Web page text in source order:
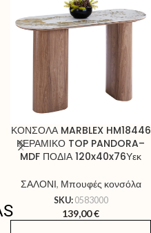
ΚΟΝΣΟΛΑ MARBLEX HM18446
ΚΕΡΑΜΙΚΟ TOP PANDORA–
MDF ΠΟΔΙΑ 120x40x76Υεκ
ΣΑΛΟΝΙ, Μπουφές κονσόλα
SKU: 0583000
139,00€